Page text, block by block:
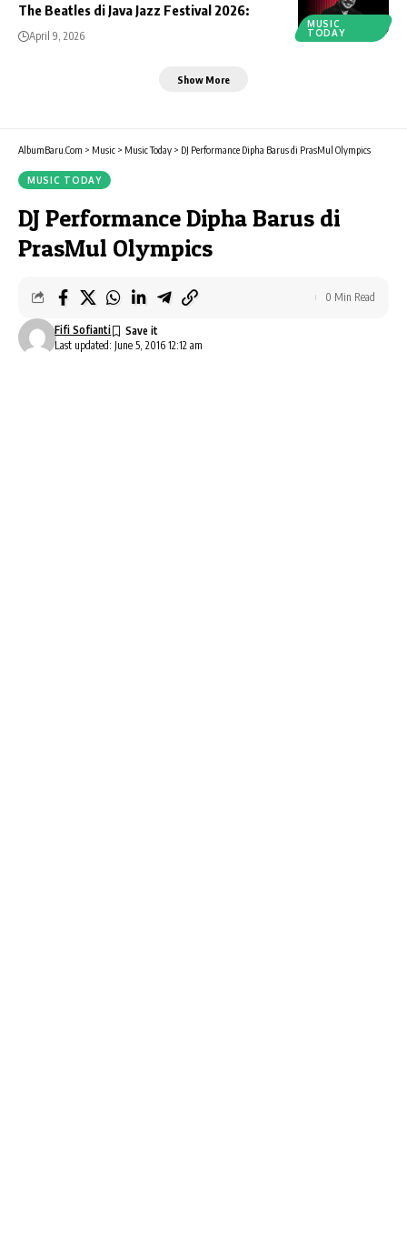
MUSIC
TODAY
The Beatles di Java Jazz Festival 2026:
April 9, 2026
Show More
AlbumBaru.Com > Music > Music Today > DJ Performance Dipha Barus di PrasMul Olympics
MUSIC TODAY
DJ Performance Dipha Barus di
PrasMul Olympics
Last updated: June 5, 2016 12:12 am
Fifi Sofianti
0 Min Read